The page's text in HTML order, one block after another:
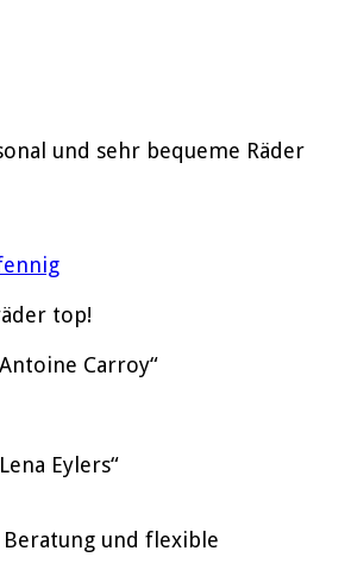
und sehr bequeme Räder
top!
Beratung und flexible